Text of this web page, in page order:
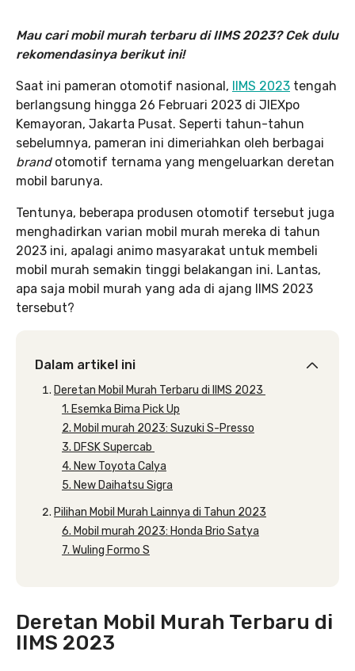
Mau cari mobil murah terbaru di IIMS 2023? Cek dulu
rekomendasinya berikut ini!
Saat ini pameran otomotif nasional, IIMS 2023 tengah
berlangsung hingga 26 Februari 2023 di JIEXpo
Kemayoran, Jakarta Pusat. Seperti tahun-tahun
sebelumnya, pameran ini dimeriahkan oleh berbagai
brand otomotif ternama yang mengeluarkan deretan
mobil barunya.
Tentunya, beberapa produsen otomotif tersebut juga
menghadirkan varian mobil murah mereka di tahun
2023 ini, apalagi animo masyarakat untuk membeli
mobil murah semakin tinggi belakangan ini. Lantas,
apa saja mobil murah yang ada di ajang IIMS 2023
tersebut?
Dalam artikel ini
Deretan Mobil Murah Terbaru di IIMS 2023
1. Esemka Bima Pick Up
2. Mobil murah 2023: Suzuki S-Presso
3. DFSK Supercab
4. New Toyota Calya
5. New Daihatsu Sigra
Pilihan Mobil Murah Lainnya di Tahun 2023
6. Mobil murah 2023: Honda Brio Satya
7. Wuling Formo S
Deretan Mobil Murah Terbaru di
IIMS 2023